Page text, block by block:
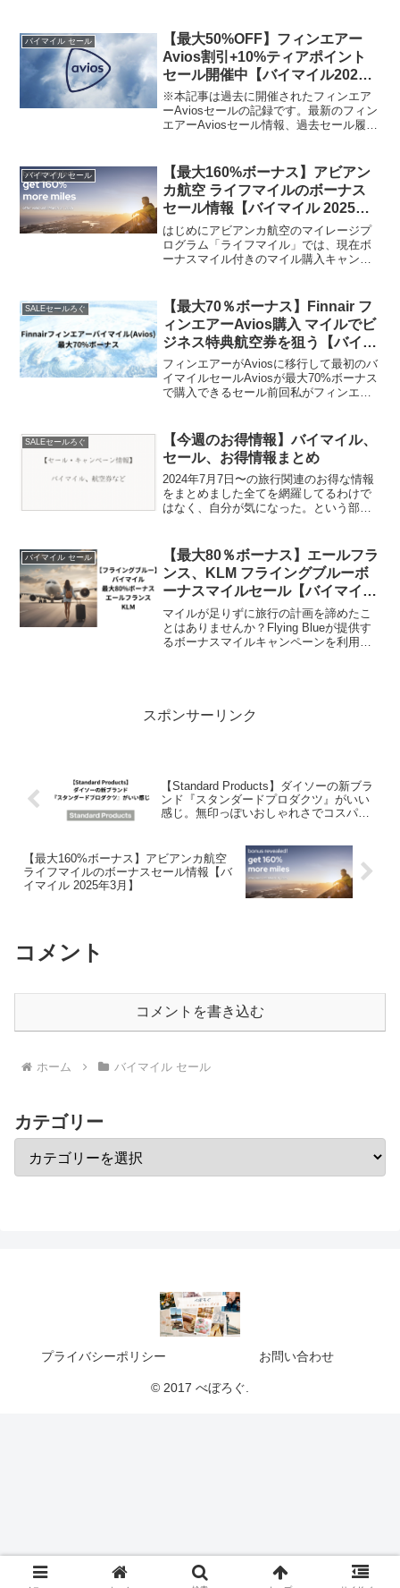
能です。スターアライアンスやエミレー
ツ航空の特典航空券...
バイマイル セール
【最大50%OFF】フィンエアー
Avios割引+10%ティアポイント
セール開催中【バイマイル2025
年11月】
※本記事は過去に開催されたフィンエア
ーAviosセールの記録です。最新のフィン
エアーAviosセール情報、過去セール履
記事で随時更新しています。フィンエア
ーAvi...
バイマイル セール
【最大160%ボーナス】アビアン
カ航空 ライフマイルのボーナス
セール情報【バイマイル 2025年3
月】
はじめにアビアンカ航空のマイレージプ
ログラム「ライフマイル」では、現在ボ
ーナスマイル付きのマイル購入キャンペ
上手に使える人にとっては特典航空券を
お得に発券するチャン...
SALEセールろぐ
【最大70％ボーナス】Finnair フ
ィンエアーAvios購入 マイルでビ
ジネス特典航空券を狙う【バイマ
イル】
フィンエアーがAviosに移行して最初のバ
イマイルセールAviosが最大70%ボーナス
で購入できるセール前回私がフィンエア
ー】ビジネスクラス搭乗記 AY062 羽田~
フィ...
SALEセールろぐ
【今週のお得情報】バイマイル、
セール、お得情報まとめ
2024年7月7日〜の旅行関連のお得な情報
をまとめました全てを網羅してるわけで
はなく、自分が気になった。という部分
ので、旅行を計画されている方は要チェ
ックそれでは、各カ...
バイマイル セール
【最大80％ボーナス】エールフラ
ンス、KLM フライングブルーボ
ーナスマイルセール【バイマイル
Air France KLM】
マイルが足りずに旅行の計画を諦めたこ
とはありませんか？Flying Blueが提供す
るボーナスマイルキャンペーンを利用す
スポンサーリンク
【Standard Products】ダイソーの新ブラ
ンド『スタンダードプロダクツ』がいい
感じ。無印っぽいおしゃれさでコスパ抜
【最大160%ボーナス】アビアンカ航空
ライフマイルのボーナスセール情報【バ
イマイル 2025年3月】
コメント
コメントを書き込む
ホーム バイマイル セール
カテゴリー
プライバシーポリシー お問い合わせ
© 2017 べぼろぐ.